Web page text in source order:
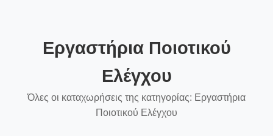
Εργαστήρια Ποιοτικού
Ελέγχου
Όλες οι καταχωρήσεις της κατηγορίας: Εργαστήρια
Ποιοτικού Ελέγχου